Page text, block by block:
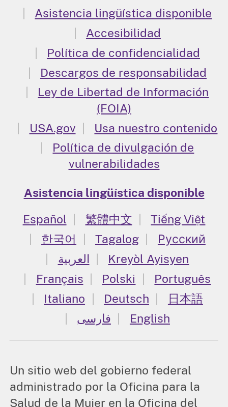
Asistencia lingüística disponible
Accesibilidad
Política de confidencialidad
Descargos de responsabilidad
Ley de Libertad de Información
(FOIA)
USA.gov
Usa nuestro contenido
Política de divulgación de
vulnerabilidades
Asistencia lingüística disponible
Español
繁體中文
Tiếng Việt
한국어
Tagalog
Русский
العربية
Kreyòl Ayisyen
Français
Polski
Português
Italiano
Deutsch
日本語
فارسی
English
Un sitio web del gobierno federal
administrado por la Oficina para la
Salud de la Mujer en la Oficina del